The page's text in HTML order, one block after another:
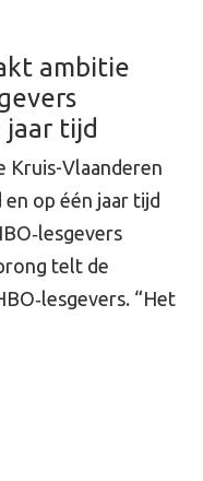
ambitie
tijd
Kruis-Vlaanderen
op één jaar tijd
telt de
“Het